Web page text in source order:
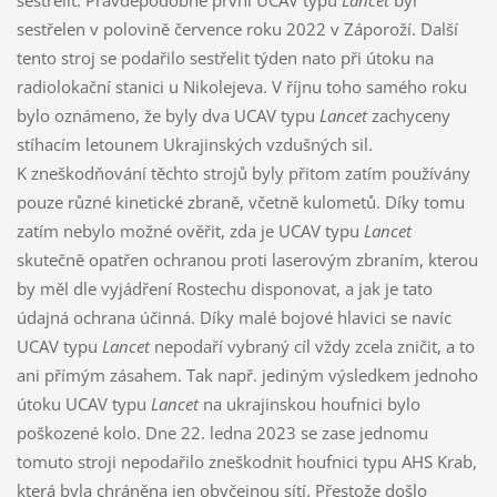
sestřelen v polovině července roku 2022 v Záporoží. Další
tento stroj se podařilo sestřelit týden nato při útoku na
radiolokační stanici u Nikolejeva. V říjnu toho samého roku
bylo oznámeno, že byly dva UCAV typu Lancetzachyceny
stíhacím letounem Ukrajinských vzdušných sil.
K zneškodňování těchto strojů byly přitom zatím používány
pouze různé kinetické zbraně, včetně kulometů. Díky tomu
zatím nebylo možné ověřit, zda je UCAV typu Lancet
skutečně opatřen ochranou proti laserovým zbraním, kterou
by měl dle vyjádření Rostechu disponovat, a jak je tato
údajná ochrana účinná. Díky malé bojové hlavici se navíc
UCAV typu Lancetnepodaří vybraný cíl vždy zcela zničit, a to
ani přímým zásahem. Tak např. jediným výsledkem jednoho
útoku UCAV typu Lancetna ukrajinskou houfnici bylo
poškozené kolo. Dne 22. ledna 2023 se zase jednomu
tomuto stroji nepodařilo zneškodnit houfnici typu AHS Krab,
která byla chráněna jen obyčejnou sítí. Přestože došlo